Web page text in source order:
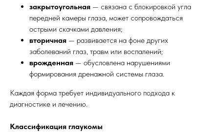
закрытоугольная — связана с блокировкой угла
передней камеры глаза, может сопровождаться
острыми скачками давления;
вторичная — развивается на фоне других
заболеваний глаз, травм или воспалений;
врожденная — обусловлена нарушениями
формирования дренажной системы глаза.
Каждая форма требует индивидуального подхода к
диагностике и лечению.
Классификация глаукомы